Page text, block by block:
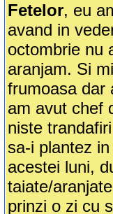
Fetelor, eu
avand in
octombrie nu
aranjam. Si
frumoasa
am avut chef
niste
sa-i plantez
acestei luni,
taiate/
prinzi o zi cu